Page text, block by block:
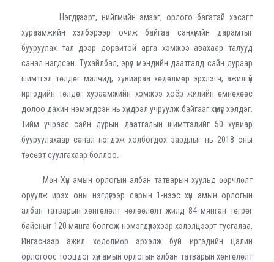
Нэгдүгээрт, нийгмийн эмзэг, орлого багатай хэсэгт
хураамжийн хэлбэрээр очиж байгаа санхүүгийн дарамтыг
бууруулах тал дээр дорвитой арга хэмжээ авахаар талууд
санал нэгдсэн. Тухайлбал, эрүүл мэндийн даатгалд сайн дураар
шимтгэл төлдөг малчид, хувиараа хөдөлмөр эрхлэгч, ажилгүй
иргэдийн төлдөг хураамжийн хэмжээ хоёр жилийн өмнөхөөс
долоо дахин нэмэгдсэн нь хүндрэл учруулж байгааг хүмүүс хэлдэг.
Тийм учраас сайн дурын даатгалын шимтгэлийг 50 хувиар
бууруулахаар санал нэгдэж холбогдох зардлыг нь 2018 оны
төсөвт суулгахаар боллоо.
Мөн Хүн амын орлогын албан татварын хуульд өөрчлөлт
оруулж ирэх оны нэгдүгээр сарын 1-нээс хүн амын орлогын
албан татварын хөнгөлөлт чөлөөлөлт жилд 84 мянган төгрөг
байсныг 120 мянга болгож нэмэгдүүлэхээр хэлэлцээрт тусгалаа.
Ингэснээр ажил хөдөлмөр эрхэлж буй иргэдийн цалин
орлогоос тооцдог хүн амын орлогын албан татварын хөнгөлөлт